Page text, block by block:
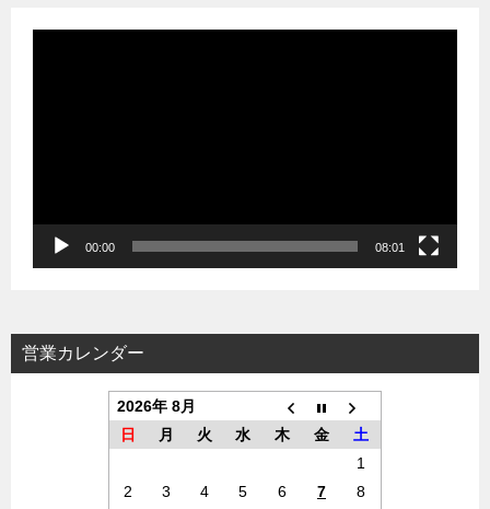
00:00 08:01
営業カレンダー
2026年 8月
日
月 火 水 木 金
土
1
2
3 4 5 6 7
8